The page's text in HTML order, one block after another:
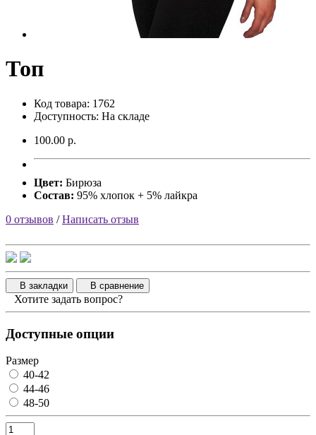
Топ
Код товара: 1762
Доступность: На складе
100.00 р.
Цвет: Бирюза
Состав: 95% хлопок + 5% лайкра
0 отзывов /Написать отзыв
В закладки В сравнение
Хотите задать вопрос?
Доступные опции
Размер
40-42
44-46
48-50